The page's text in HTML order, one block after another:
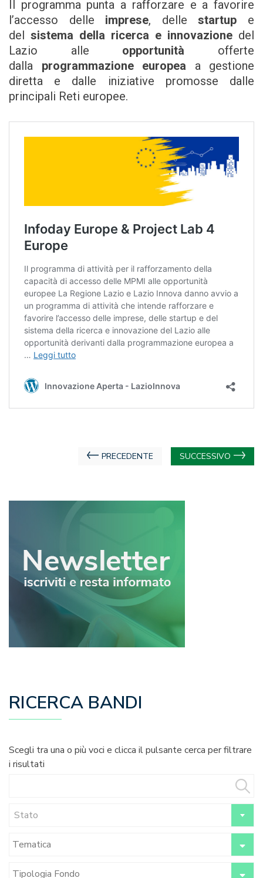
Il programma punta a rafforzare e a favorire
l’accesso delle imprese, dellestartup e
del sistema della ricerca e innovazione del
Lazio alle opportunità offerte
dalla programmazione europea a gestione
diretta e dalle iniziative promosse dalle
principali Reti europee.
Navigazione
PRECEDENTE SUCCESSIVO
RICERCA BANDI
Scegli tra una o più voci e clicca il pulsante cerca per filtrare
i risultati
Stato